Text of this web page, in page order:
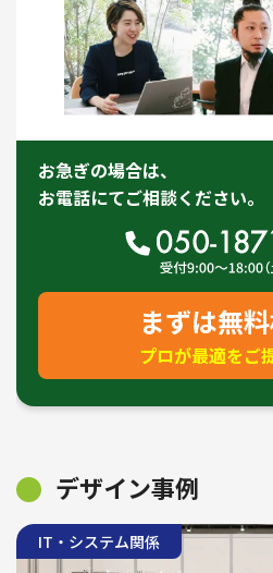
お急ぎの場合は、
お電話にてご相談ください。
まずは無料
プロが最適をご
デザイン事例
IT・システム関係